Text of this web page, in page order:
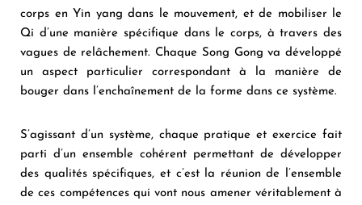
corps en Yin yang dans le mouvement, et de mobiliser le
Qi d’une manière spécifique dans le corps, à travers des
vagues de relâchement. Chaque Song Gong va développé
un aspect particulier correspondant à la manière de
bouger dans l’enchaînement de la forme dans ce système.
S’agissant d’un système, chaque pratique et exercice fait
parti d’un ensemble cohérent permettant de développer
des qualités spécifiques, et c’est la réunion de l’ensemble
de ces compétences qui vont nous amener véritablement à